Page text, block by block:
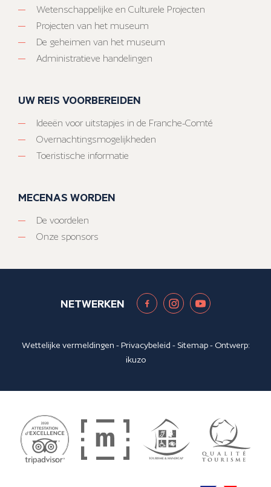
Wetenschappelijke en Culturele Projecten
Projecten van het museum
De geheimen van het museum
Administratieve handelingen
UW REIS VOORBEREIDEN
Ideeën voor uitstapjes in de Franche-Comté
Overnachtingsmogelijkheden
Toeristische informatie
MECENAS WORDEN
De voordelen
Onze sponsors
NETWERKEN
Wettelijke vermeldingen -Privacybeleid - Sitemap- Ontwerp:
ikuzo